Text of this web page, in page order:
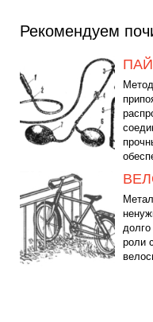
Рекомендуем
роли